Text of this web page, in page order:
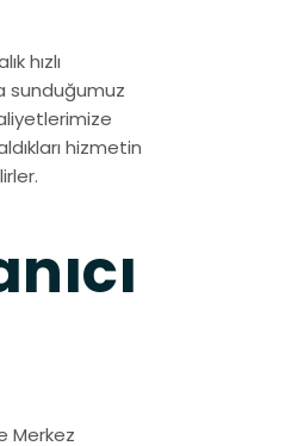
hızlı
sunduğumuz
hizmetin
Merkez